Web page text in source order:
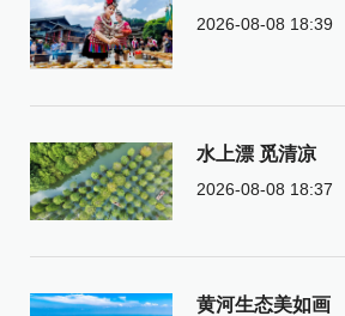
2026-08-08 18:39
水上漂 觅清凉
2026-08-08 18:37
黄河生态美如画